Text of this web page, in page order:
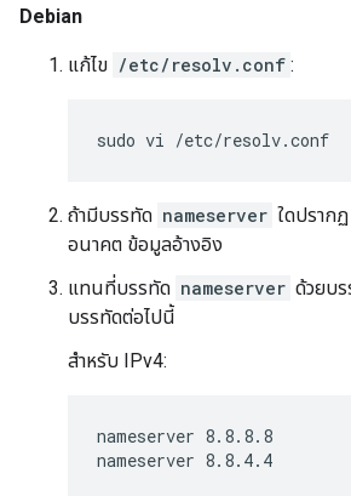
Debian
แก้ไข /etc/resolv.conf :
ถ้ามีบรรทัด nameserver ใดปราก
อนาคต ข้อมูลอ้างอิง
แทนที่บรรทัด nameserver ด้วยบ
บรรทัดต่อไปนี้
สำหรับ IPv4:
nameserver 8.8.8.8